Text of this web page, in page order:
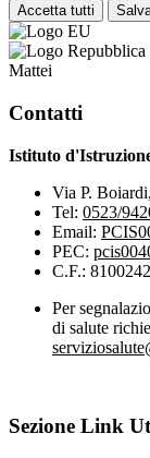
Accetta tutti
Mattei
Contatti
Istituto
Via P.
Tel: 0523/
Email:
PEC:
C.F.:
Per
di salute
Sezione Link